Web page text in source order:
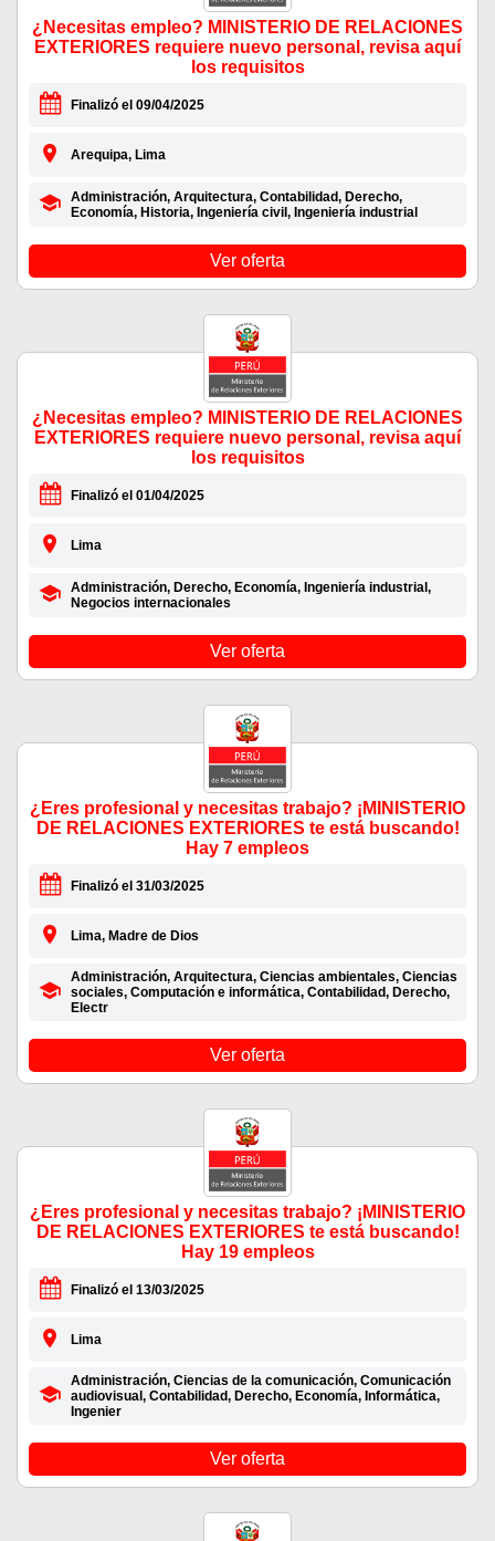
¿Necesitas empleo? MINISTERIO DE RELACIONES
EXTERIORES requiere nuevo personal, revisa aquí
los requisitos
Finalizó el 09/04/2025
Arequipa, Lima
Administración, Arquitectura, Contabilidad, Derecho,
Economía, Historia, Ingeniería civil, Ingeniería industrial
Ver oferta
¿Necesitas empleo? MINISTERIO DE RELACIONES
EXTERIORES requiere nuevo personal, revisa aquí
los requisitos
Finalizó el 01/04/2025
Lima
Administración, Derecho, Economía, Ingeniería industrial,
Negocios internacionales
Ver oferta
¿Eres profesional y necesitas trabajo? ¡MINISTERIO
DE RELACIONES EXTERIORES te está buscando!
Hay 7 empleos
Finalizó el 31/03/2025
Lima, Madre de Dios
Administración, Arquitectura, Ciencias ambientales, Ciencias
sociales, Computación e informática, Contabilidad, Derecho,
Electr
Ver oferta
¿Eres profesional y necesitas trabajo? ¡MINISTERIO
DE RELACIONES EXTERIORES te está buscando!
Hay 19 empleos
Finalizó el 13/03/2025
Lima
Administración, Ciencias de la comunicación, Comunicación
audiovisual, Contabilidad, Derecho, Economía, Informática,
Ingenier
Ver oferta